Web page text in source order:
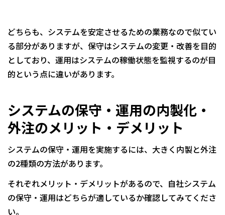
どちらも、システムを安定させるための業務なので似てい
る部分がありますが、保守はシステムの変更・改善を目的
としており、運用はシステムの稼働状態を監視するのが目
的という点に違いがあります。
システムの保守・運用の内製化・
外注のメリット・デメリット
システムの保守・運用を実施するには、大きく内製と外注
の2種類の方法があります。
それぞれメリット・デメリットがあるので、自社システム
の保守・運用はどちらが適しているか確認してみてくださ
い。